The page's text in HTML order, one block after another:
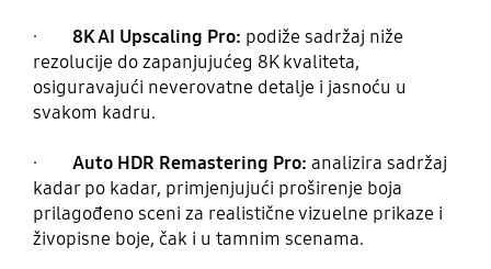
· 8K AI Upscaling Pro: podiže sadržaj niže
rezolucije do zapanjujućeg 8K kvaliteta,
osiguravajući neverovatne detalje i jasnoću u
svakom kadru.
· Auto HDR Remastering Pro: analizira sadržaj
kadar po kadar, primjenjujući proširenje boja
prilagođeno sceni za realistične vizuelne prikaze i
živopisne boje, čak i u tamnim scenama.